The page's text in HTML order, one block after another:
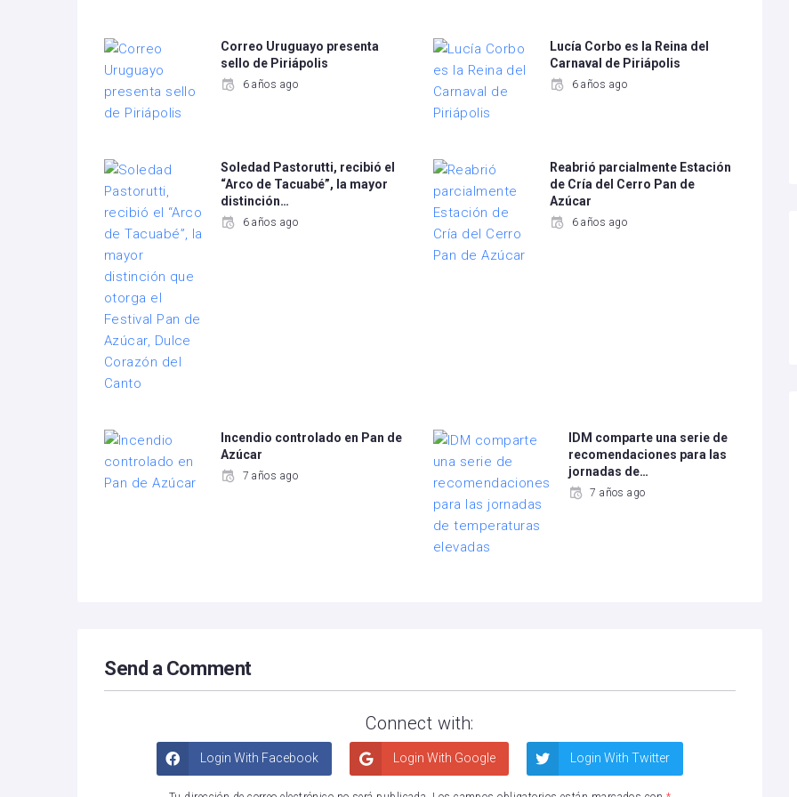
Correo Uruguayo presenta
sello de Piriápolis
6 años ago
Lucía Corbo es la Reina del
Carnaval de Piriápolis
6 años ago
Soledad Pastorutti, recibió el
“Arco de Tacuabé”, la mayor
distinción…
6 años ago
Reabrió parcialmente Estación
de Cría del Cerro Pan de
Azúcar
6 años ago
Incendio controlado en Pan de
Azúcar
7 años ago
IDM comparte una serie de
recomendaciones para las
jornadas de…
7 años ago
Send a Comment
Connect with:
Login With Facebook Login With Google Login With Twitter